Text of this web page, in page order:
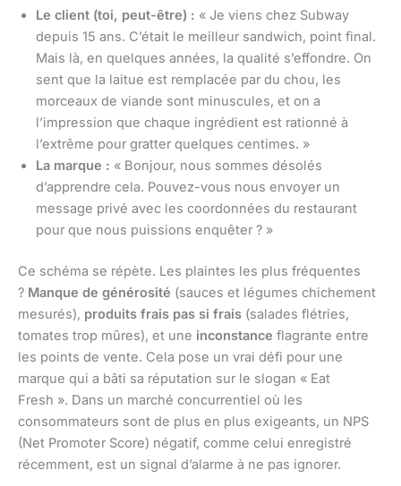
Le client (toi, peut-être) : « Je viens chez Subway
depuis 15 ans. C’était le meilleur sandwich, point final.
Mais là, en quelques années, la qualité s’effondre. On
sent que la laitue est remplacée par du chou, les
morceaux de viande sont minuscules, et on a
l’impression que chaque ingrédient est rationné à
l’extrême pour gratter quelques centimes. »
La marque : « Bonjour, nous sommes désolés
d’apprendre cela. Pouvez-vous nous envoyer un
message privé avec les coordonnées du restaurant
pour que nous puissions enquêter ? »
Ce schéma se répète. Les plaintes les plus fréquentes
? Manque de générosité (sauces et légumes chichement
mesurés), produits frais pas si frais (salades flétries,
tomates trop mûres), et une inconstance flagrante entre
les points de vente. Cela pose un vrai défi pour une
marque qui a bâti sa réputation sur le slogan « Eat
Fresh ». Dans un marché concurrentiel où les
consommateurs sont de plus en plus exigeants, un NPS
(Net Promoter Score) négatif, comme celui enregistré
récemment, est un signal d’alarme à ne pas ignorer.